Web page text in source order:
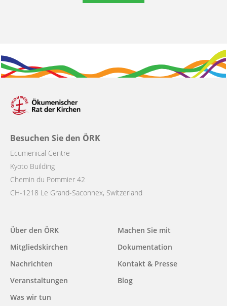
Besuchen Sie den ÖRK
Ecumenical Centre
Kyoto Building
Chemin du Pommier 42
CH-1218 Le Grand-Saconnex, Switzerland
Main
navigation
Über den ÖRK
Mitgliedskirchen
Nachrichten
Veranstaltungen
Was wir tun
Machen Sie mit
Dokumentation
Kontakt & Presse
Blog